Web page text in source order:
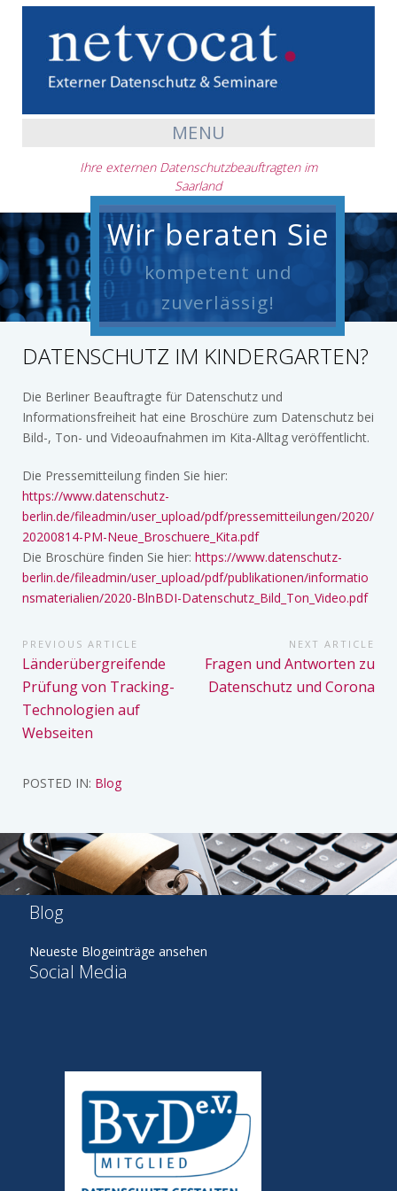
MENU
Ihre externen Datenschutzbeauftragten im
Saarland
Wir beraten Sie
kompetent und
zuverlässig!
DATENSCHUTZ IM KINDERGARTEN?
Die Berliner Beauftragte für Datenschutz und
Informationsfreiheit hat eine Broschüre zum Datenschutz bei
Bild-, Ton- und Videoaufnahmen im Kita-Alltag veröffentlicht.
Die Pressemitteilung finden Sie hier:
https://www.datenschutz-
berlin.de/fileadmin/user_upload/pdf/pressemitteilungen/2020/
20200814-PM-Neue_Broschuere_Kita.pdf
Die Broschüre finden Sie hier: https://www.datenschutz-
berlin.de/fileadmin/user_upload/pdf/publikationen/informatio
nsmaterialien/2020-BlnBDI-Datenschutz_Bild_Ton_Video.pdf
Beitragsnavigation
PREVIOUS ARTICLE
Previous
Article:
Länderübergreifende
Prüfung von Tracking-
Technologien auf
Webseiten
NEXT ARTICLE
Next
Article:
Fragen und Antworten zu
Datenschutz und Corona
POSTED IN: Blog
Blog
Neueste Blogeinträge ansehen
Social Media